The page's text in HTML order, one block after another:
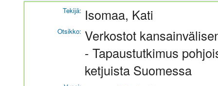
Tekijä: Isomaa, Kati
Otsikko: Verkostot
- Tapaustutkimus
ketjuista Suomessa